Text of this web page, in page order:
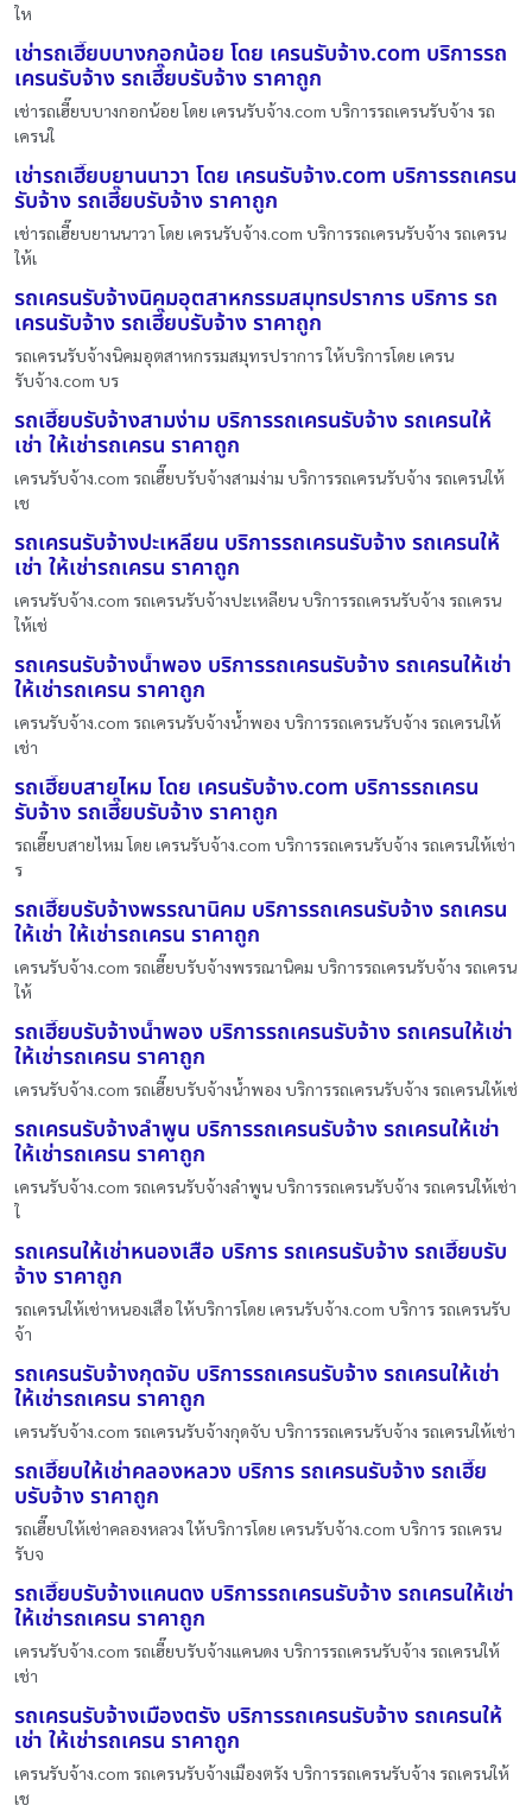
ให
เช่ารถเฮี๊ยบบางกอกน้อย โดย เครนรับจ้าง.com บริการรถ
เครนรับจ้าง รถเฮี๊ยบรับจ้าง ราคาถูก
เช่ารถเฮี๊ยบบางกอกน้อย โดย เครนรับจ้าง.com บริการรถเครนรับจ้าง รถ
เครนใ
เช่ารถเฮี๊ยบยานนาวา โดย เครนรับจ้าง.com บริการรถเครน
รับจ้าง รถเฮี๊ยบรับจ้าง ราคาถูก
เช่ารถเฮี๊ยบยานนาวา โดย เครนรับจ้าง.com บริการรถเครนรับจ้าง รถเครน
ให้เ
รถเครนรับจ้างนิคมอุตสาหกรรมสมุทรปราการ บริการ รถ
เครนรับจ้าง รถเฮี๊ยบรับจ้าง ราคาถูก
รถเครนรับจ้างนิคมอุตสาหกรรมสมุทรปราการ ให้บริการโดย เครน
รับจ้าง.com บร
รถเฮี๊ยบรับจ้างสามง่าม บริการรถเครนรับจ้าง รถเครนให้
เช่า ให้เช่ารถเครน ราคาถูก
เครนรับจ้าง.com รถเฮี๊ยบรับจ้างสามง่าม บริการรถเครนรับจ้าง รถเครนให้
เช
รถเครนรับจ้างปะเหลียน บริการรถเครนรับจ้าง รถเครนให้
เช่า ให้เช่ารถเครน ราคาถูก
เครนรับจ้าง.com รถเครนรับจ้างปะเหลียน บริการรถเครนรับจ้าง รถเครน
ให้เช่
รถเครนรับจ้างน้ำพอง บริการรถเครนรับจ้าง รถเครนให้เช่า
ให้เช่ารถเครน ราคาถูก
เครนรับจ้าง.com รถเครนรับจ้างน้ำพอง บริการรถเครนรับจ้าง รถเครนให้
เช่า
รถเฮี๊ยบสายไหม โดย เครนรับจ้าง.com บริการรถเครน
รับจ้าง รถเฮี๊ยบรับจ้าง ราคาถูก
รถเฮี๊ยบสายไหม โดย เครนรับจ้าง.com บริการรถเครนรับจ้าง รถเครนให้เช่า
ร
รถเฮี๊ยบรับจ้างพรรณานิคม บริการรถเครนรับจ้าง รถเครน
ให้เช่า ให้เช่ารถเครน ราคาถูก
เครนรับจ้าง.com รถเฮี๊ยบรับจ้างพรรณานิคม บริการรถเครนรับจ้าง รถเครน
ให้
รถเฮี๊ยบรับจ้างน้ำพอง บริการรถเครนรับจ้าง รถเครนให้เช่า
ให้เช่ารถเครน ราคาถูก
เครนรับจ้าง.com รถเฮี๊ยบรับจ้างน้ำพอง บริการรถเครนรับจ้าง รถเครนให้เช่
รถเครนรับจ้างลำพูน บริการรถเครนรับจ้าง รถเครนให้เช่า
ให้เช่ารถเครน ราคาถูก
เครนรับจ้าง.com รถเครนรับจ้างลำพูน บริการรถเครนรับจ้าง รถเครนให้เช่า
ใ
รถเครนให้เช่าหนองเสือ บริการ รถเครนรับจ้าง รถเฮี๊ยบรับ
จ้าง ราคาถูก
รถเครนให้เช่าหนองเสือ ให้บริการโดย เครนรับจ้าง.com บริการ รถเครนรับ
จ้า
รถเครนรับจ้างกุดจับ บริการรถเครนรับจ้าง รถเครนให้เช่า
ให้เช่ารถเครน ราคาถูก
เครนรับจ้าง.com รถเครนรับจ้างกุดจับ บริการรถเครนรับจ้าง รถเครนให้เช่า
รถเฮี๊ยบให้เช่าคลองหลวง บริการ รถเครนรับจ้าง รถเฮี๊ย
บรับจ้าง ราคาถูก
รถเฮี๊ยบให้เช่าคลองหลวง ให้บริการโดย เครนรับจ้าง.com บริการ รถเครน
รับจ
รถเฮี๊ยบรับจ้างแคนดง บริการรถเครนรับจ้าง รถเครนให้เช่า
ให้เช่ารถเครน ราคาถูก
เครนรับจ้าง.com รถเฮี๊ยบรับจ้างแคนดง บริการรถเครนรับจ้าง รถเครนให้
เช่า
รถเครนรับจ้างเมืองตรัง บริการรถเครนรับจ้าง รถเครนให้
เช่า ให้เช่ารถเครน ราคาถูก
เครนรับจ้าง.com รถเครนรับจ้างเมืองตรัง บริการรถเครนรับจ้าง รถเครนให้
เช